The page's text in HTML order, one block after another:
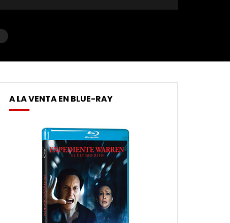
A LA VENTA EN BLUE-RAY